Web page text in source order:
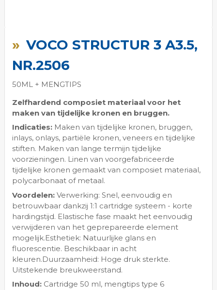
VOCO STRUCTUR 3 A3.5,
NR.2506
50ML + MENGTIPS
Zelfhardend composiet materiaal voor het
maken van tijdelijke kronen en bruggen.
Indicaties:Maken van tijdelijke kronen, bruggen,
inlays, onlays, partiële kronen, veneers en tijdelijke
stiften. Maken van lange termijn tijdelijke
voorzieningen. Linen van voorgefabriceerde
tijdelijke kronen gemaakt van composiet materiaal,
polycarbonaat of metaal.
Voordelen:Verwerking: Snel, eenvoudig en
betrouwbaar dankzij 1:1 cartridge systeem - korte
hardingstijd. Elastische fase maakt het eenvoudig
verwijderen van het geprepareerde element
mogelijk.Esthetiek: Natuurlijke glans en
fluorescentie. Beschikbaar in acht
kleuren.Duurzaamheid: Hoge druk sterkte.
Uitstekende breukweerstand.
Inhoud:Cartridge 50 ml, mengtips type 6
het
van
afbeeldingen-
gallerij